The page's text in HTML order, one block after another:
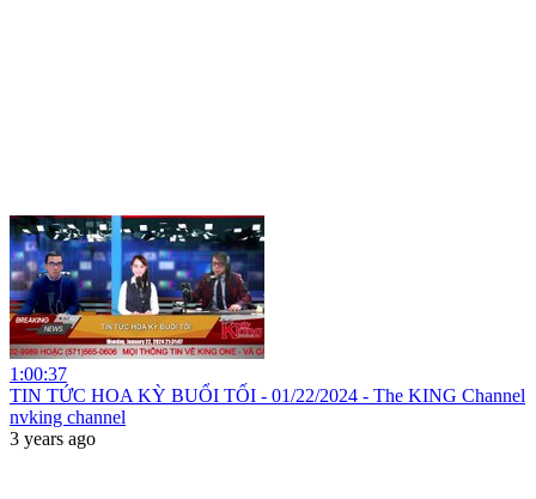
1:00:37
TIN TỨC HOA KỲ BUỔI TỐI - 01/22/2024 - The KING Channel
nvking channel
3 years ago